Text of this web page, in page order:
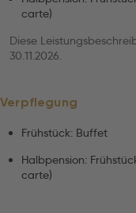
carte)
Diese
30.11.2026.
Verpflegung
Frühstück: Buffet
Halbpension:
carte)